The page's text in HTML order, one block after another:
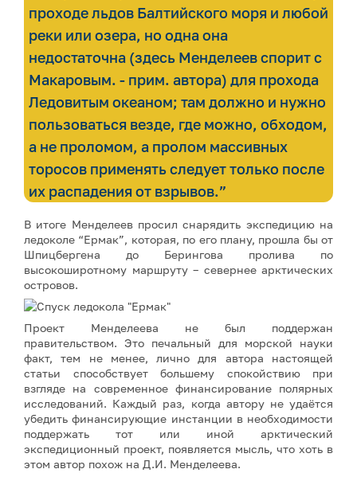
проходе льдов Балтийского моря и любой
реки или озера, но одна она
недостаточна (здесь Менделеев спорит с
Макаровым. - прим. автора) для прохода
Ледовитым океаном; там должно и нужно
пользоваться везде, где можно, обходом,
а не проломом, а пролом массивных
торосов применять следует только после
их распадения от взрывов.”
В итоге Менделеев просил снарядить экспедицию на
ледоколе “Ермак”, которая, по его плану, прошла бы от
Шпицбергена до Берингова пролива по
высокоширотному маршруту – севернее арктических
островов.
Проект Менделеева не был поддержан
правительством. Это печальный для морской науки
факт, тем не менее, лично для автора настоящей
статьи способствует большему спокойствию при
взгляде на современное финансирование полярных
исследований. Каждый раз, когда автору не удаётся
убедить финансирующие инстанции в необходимости
поддержать тот или иной арктический
экспедиционный проект, появляется мысль, что хоть в
этом автор похож на Д.И. Менделеева.